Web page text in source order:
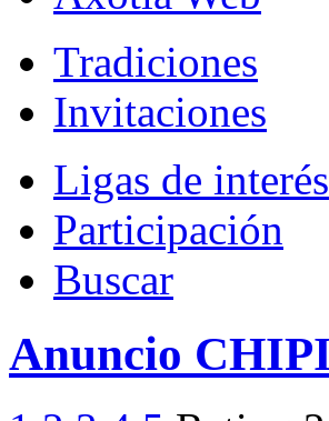
Tradiciones
Invitaciones
Ligas de interés
Participación
Buscar
Anuncio